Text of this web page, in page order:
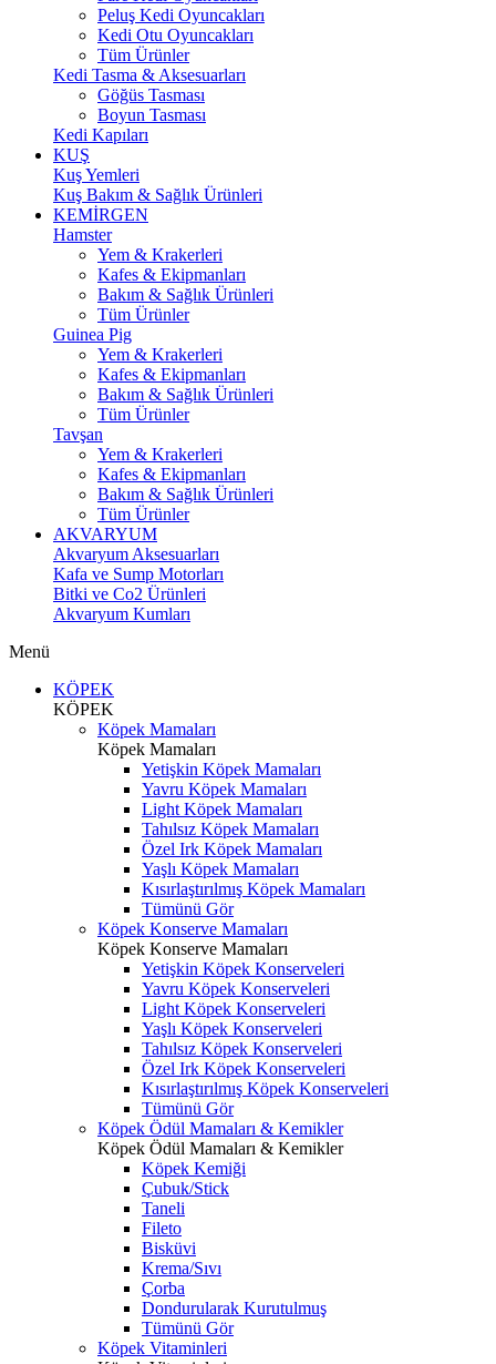
Peluş Kedi Oyuncakları
Kedi Otu Oyuncakları
Tüm Ürünler
Kedi Tasma & Aksesuarları
Göğüs Tasması
Boyun Tasması
Kedi Kapıları
KUŞ
Kuş Yemleri
Kuş Bakım & Sağlık Ürünleri
KEMİRGEN
Hamster
Yem & Krakerleri
Kafes & Ekipmanları
Bakım & Sağlık Ürünleri
Tüm Ürünler
Guinea Pig
Yem & Krakerleri
Kafes & Ekipmanları
Bakım & Sağlık Ürünleri
Tüm Ürünler
Tavşan
Yem & Krakerleri
Kafes & Ekipmanları
Bakım & Sağlık Ürünleri
Tüm Ürünler
AKVARYUM
Akvaryum Aksesuarları
Kafa ve Sump Motorları
Bitki ve Co2 Ürünleri
Akvaryum Kumları
Menü
KÖPEK
KÖPEK
Köpek Mamaları
Köpek Mamaları
Yetişkin Köpek Mamaları
Yavru Köpek Mamaları
Light Köpek Mamaları
Tahılsız Köpek Mamaları
Özel Irk Köpek Mamaları
Yaşlı Köpek Mamaları
Kısırlaştırılmış Köpek Mamaları
Tümünü Gör
Köpek Konserve Mamaları
Köpek Konserve Mamaları
Yetişkin Köpek Konserveleri
Yavru Köpek Konserveleri
Light Köpek Konserveleri
Yaşlı Köpek Konserveleri
Tahılsız Köpek Konserveleri
Özel Irk Köpek Konserveleri
Kısırlaştırılmış Köpek Konserveleri
Tümünü Gör
Köpek Ödül Mamaları & Kemikler
Köpek Ödül Mamaları & Kemikler
Köpek Kemiği
Çubuk/Stick
Taneli
Fileto
Bisküvi
Krema/Sıvı
Çorba
Dondurularak Kurutulmuş
Tümünü Gör
Köpek Vitaminleri